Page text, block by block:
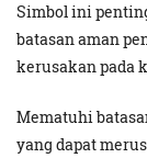
Simbol ini
batasan aman
kerusakan pada
Mematuhi
yang dapat